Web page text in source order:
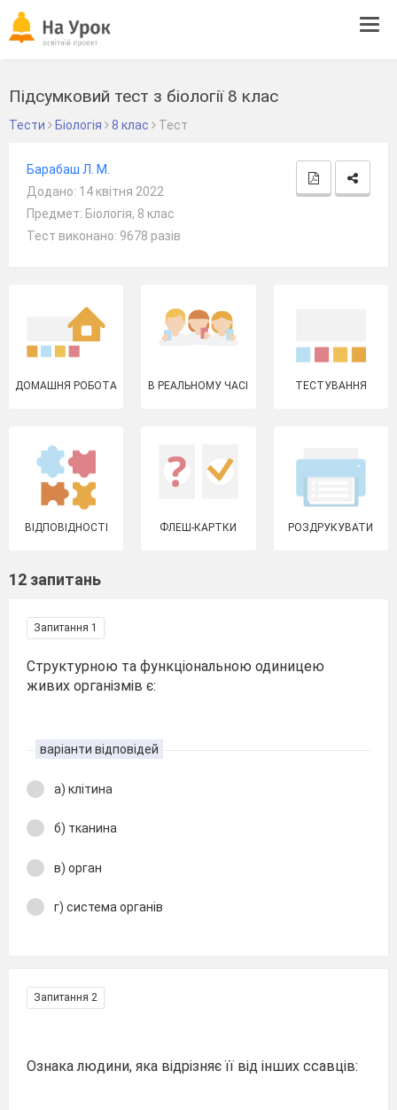
Підсумковий тест з біології 8 клас
Тести Біологія 8 клас Тест
Барабаш Л. М.
Додано: 14 квітня 2022
Предмет: Біологія, 8 клас
Тест виконано: 9678 разів
ДОМАШНЯ РОБОТА В РЕАЛЬНОМУ ЧАСІ ТЕСТУВАННЯ
ВІДПОВІДНОСТІ ФЛЕШ-КАРТКИ РОЗДРУКУВАТИ
12 запитань
Запитання 1
Структурною та функціональною одиницею
живих організмів є:
варіанти відповідей
а) клітина
б) тканина
в) орган
г) система органів
Запитання 2
Ознака людини, яка відрізняє її від інших ссавців: